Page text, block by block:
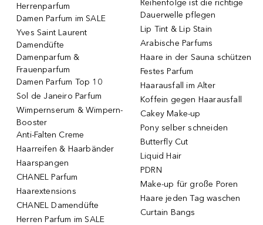
Herrenparfum
Damen Parfum im SALE
Yves Saint Laurent
Damendüfte
Damenparfum &
Frauenparfum
Damen Parfum Top 10
Sol de Janeiro Parfum
Wimpernserum & Wimpern-
Booster
Anti-Falten Creme
Haarreifen & Haarbänder
Haarspangen
CHANEL Parfum
Haarextensions
CHANEL Damendüfte
Herren Parfum im SALE
Reihenfolge ist die richtige
Dauerwelle pflegen
Lip Tint & Lip Stain
Arabische Parfums
Haare in der Sauna schützen
Festes Parfum
Haarausfall im Alter
Koffein gegen Haarausfall
Cakey Make-up
Pony selber schneiden
Butterfly Cut
Liquid Hair
PDRN
Make-up für große Poren
Haare jeden Tag waschen
Curtain Bangs